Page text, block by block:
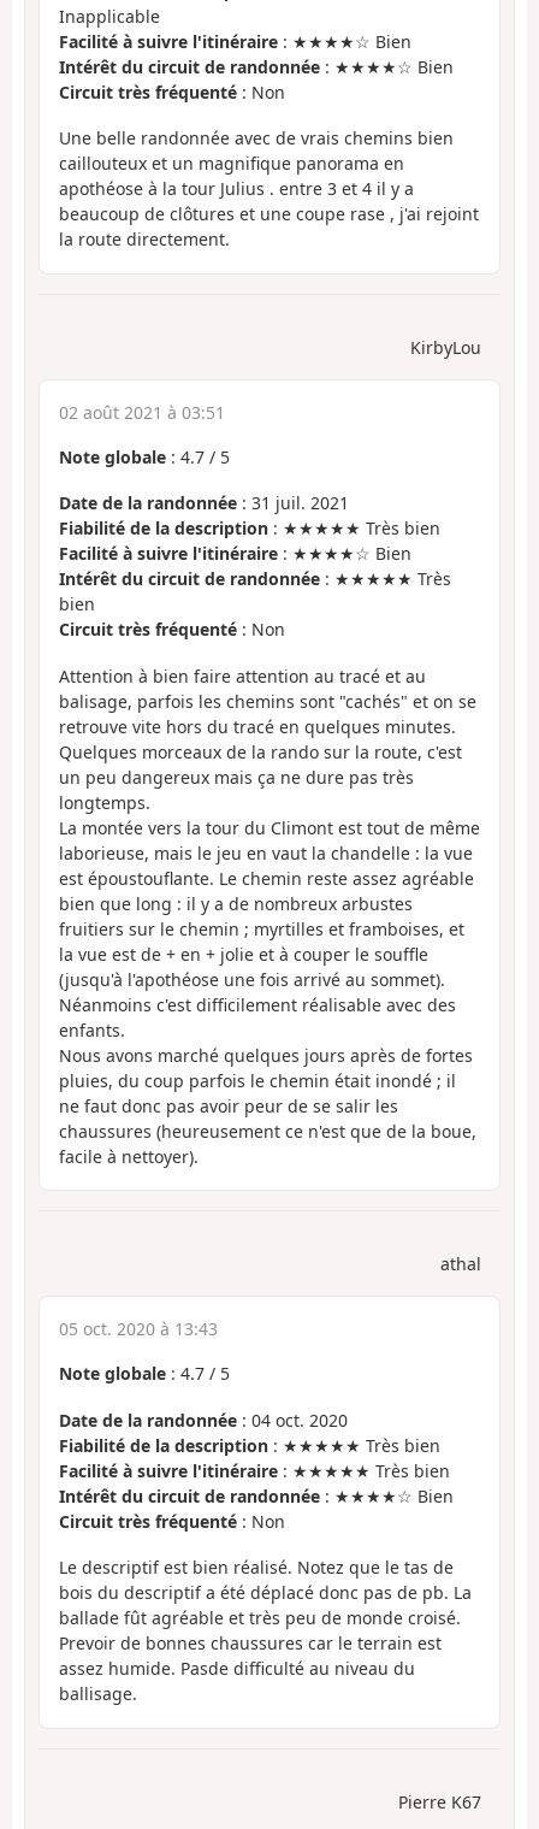
Inapplicable
Facilité à suivre l'itinéraire : ★★★★☆ Bien
Intérêt du circuit de randonnée : ★★★★☆ Bien
Circuit très fréquenté : Non
Une belle randonnée avec de vrais chemins bien
caillouteux et un magnifique panorama en
apothéose à la tour Julius . entre 3 et 4 il y a
beaucoup de clôtures et une coupe rase , j'ai rejoint
la route directement.
KirbyLou
02 août 2021 à 03:51
Note globale : 4.7 / 5
Date de la randonnée : 31 juil. 2021
Fiabilité de la description : ★★★★★ Très bien
Facilité à suivre l'itinéraire : ★★★★☆ Bien
Intérêt du circuit de randonnée : ★★★★★ Très
bien
Circuit très fréquenté : Non
Attention à bien faire attention au tracé et au
balisage, parfois les chemins sont "cachés" et on se
retrouve vite hors du tracé en quelques minutes.
Quelques morceaux de la rando sur la route, c'est
un peu dangereux mais ça ne dure pas très
longtemps.
La montée vers la tour du Climont est tout de même
laborieuse, mais le jeu en vaut la chandelle : la vue
est époustouflante. Le chemin reste assez agréable
bien que long : il y a de nombreux arbustes
fruitiers sur le chemin ; myrtilles et framboises, et
la vue est de + en + jolie et à couper le souffle
(jusqu'à l'apothéose une fois arrivé au sommet).
Néanmoins c'est difficilement réalisable avec des
enfants.
Nous avons marché quelques jours après de fortes
pluies, du coup parfois le chemin était inondé ; il
ne faut donc pas avoir peur de se salir les
chaussures (heureusement ce n'est que de la boue,
facile à nettoyer).
athal
05 oct. 2020 à 13:43
Note globale : 4.7 / 5
Date de la randonnée : 04 oct. 2020
Fiabilité de la description : ★★★★★ Très bien
Facilité à suivre l'itinéraire : ★★★★★ Très bien
Intérêt du circuit de randonnée : ★★★★☆ Bien
Circuit très fréquenté : Non
Le descriptif est bien réalisé. Notez que le tas de
bois du descriptif a été déplacé donc pas de pb. La
ballade fût agréable et très peu de monde croisé.
Prevoir de bonnes chaussures car le terrain est
assez humide. Pasde difficulté au niveau du
ballisage.
Pierre K67